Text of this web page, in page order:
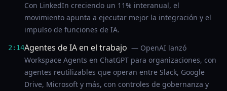
Con LinkedIn creciendo un 11% interanual, el
movimiento apunta a ejecutar mejor la integración y el
impulso de funciones de IA.
2:14Agentes de IA en el trabajo — OpenAI lanzó
Workspace Agents en ChatGPT para organizaciones, con
agentes reutilizables que operan entre Slack, Google
Drive, Microsoft y más, con controles de gobernanza y